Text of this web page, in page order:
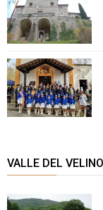
VALLE DEL